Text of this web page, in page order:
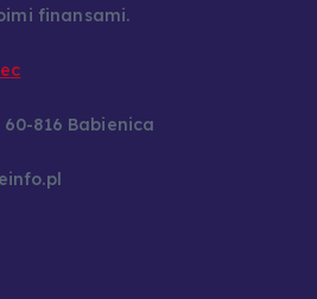
finansami.
816 Babienica